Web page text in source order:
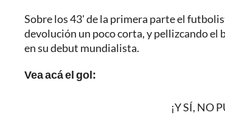
Sobre los 43' de la primera parte el
devolución un poco corta, y pellizcando
en su debut mundialista.
Vea acá el gol:
¡Y SÍ, NO